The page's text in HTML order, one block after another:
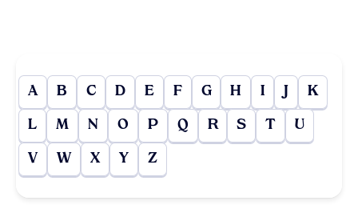
A B C D E F G H I J K
L M N O P Q R S T U
V W X Y Z